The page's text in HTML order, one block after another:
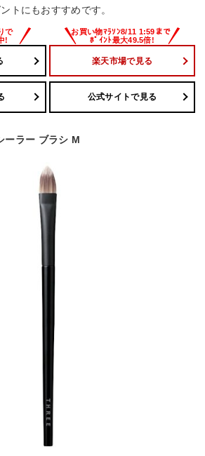
トにもおすすめです。
楽天市場で見る
公式サイトで見る
ーラー ブラシ M